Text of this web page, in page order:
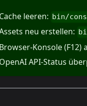
Cache leeren: bin/
neu erstellen:
Browser-Konsole (F12)
OpenAI API-Status